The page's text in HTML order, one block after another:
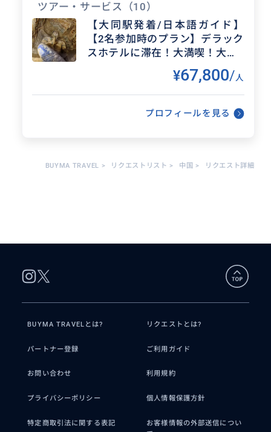
中国各地のプライベートツアー、カスタ
ツアー・サービス （10）
【大同駅発着/日本語ガイド】
【2名参加時のプラン】デラック
スホテルに滞在！大満喫！大同2
¥67,800/人
プロフィールを見る
BUYMA TRAVEL > リクエストリスト > 中国 > リクエスト詳細
BUYMA TRAVELとは? リクエストとは?
パートナー登録 ご利用ガイド
お問い合わせ 利用規約
プライバシーポリシー 個人情報保護方針
特定商取引法に関する表記
お客様情報の外部送信につい